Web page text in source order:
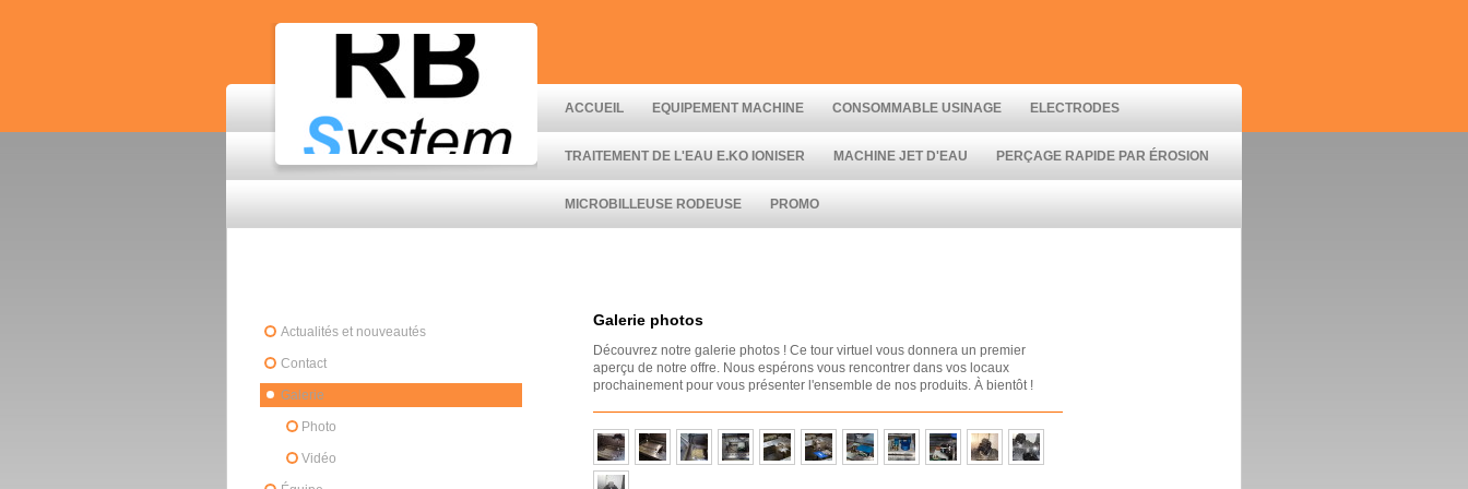
ACCUEIL EQUIPEMENT MACHINE CONSOMMABLE USINAGE ELECTRODES
TRAITEMENT DE L'EAU E.KO IONISER MACHINE JET D'EAU PERÇAGE RAPIDE PAR ÉROSION
MICROBILLEUSE RODEUSE PROMO
Actualités et nouveautés
Contact
Galerie
Photo
Vidéo
Galerie photos
Découvrez notre galerie photos ! Ce tour virtuel vous donnera un premier
aperçu de notre offre. Nous espérons vous rencontrer dans vos locaux
prochainement pour vous présenter l'ensemble de nos produits. À bientôt !